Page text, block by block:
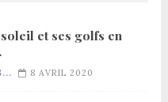
et ses golfs en
8 AVRIL 2020